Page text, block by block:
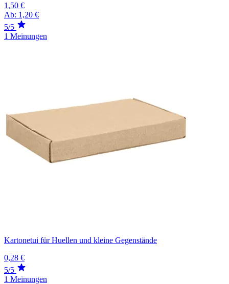
1,50 €
Ab: 1,20 €
5/5
1 Meinungen
Kartonetui für Huellen und kleine Gegenstände
0,28 €
5/5
1 Meinungen